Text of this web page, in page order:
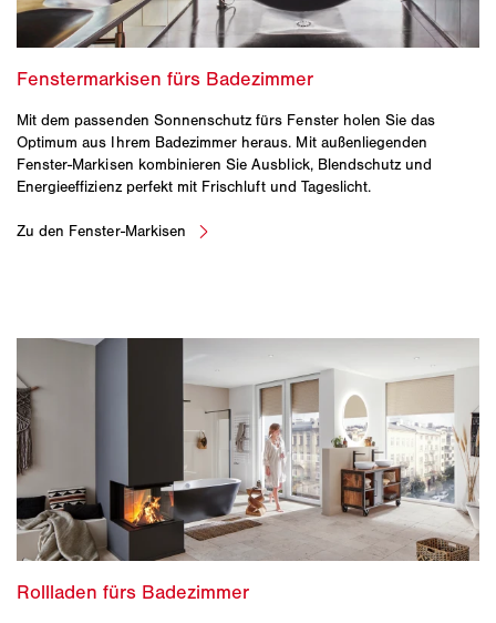
Mit dem passenden Sonnenschutz fürs Fenster holen Sie das
Optimum aus Ihrem Badezimmer heraus. Mit außenliegenden
Fenster-Markisen kombinieren Sie Ausblick, Blendschutz und
Energieeffizienz perfekt mit Frischluft und Tageslicht.